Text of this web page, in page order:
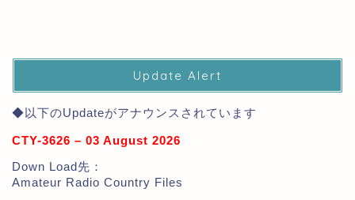
Update Alert
◆以下のUpdateがアナウンスされています
CTY-3626 – 03 August 2026
Down Load先：
Amateur Radio Country Files